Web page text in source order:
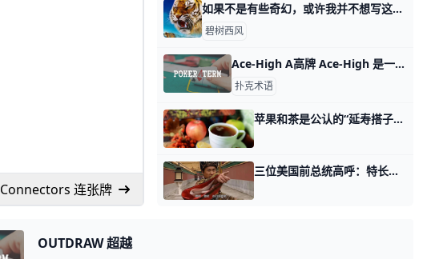
Connectors 连张牌
如果不是有些奇幻，或许我并不想写这篇游记 很多读者都知道了，我这些天在带着老婆孩子自驾游。 今天旅行结束了，我有空了，所以集中回答下这些天问我旅游话题的读者。 他们想看我写一篇攻略，因为
碧树西风
Ace-High A高牌 Ace-High 是一个描述玩家拥有一张 A 作为最高牌的术语。 Ace-High 是一个描述玩家拥有一张 A 作为最高牌的术语，通常用于没有组成任何特定牌型的情况下。这种手牌的价值
扑克术语
苹果和茶是公认的“延寿搭子”，都富含这类物质 在许多长寿人群的餐桌上，总能看到苹果、茶、蓝莓等食物的身影。这并非巧合。 近日，发表在《自然·食品》杂志上的一项研究显示，这些食物中富含的类黄
三位美国前总统高呼：特长老，你收了神通吧 有位满级读者留言，说，既然我聊了特朗普大战美联储，能否顺便也聊下特朗普大战三位前总统？ 首先，要承认一点，这个世界上除了特朗普本人，可能没有人
OUTDRAW 超越